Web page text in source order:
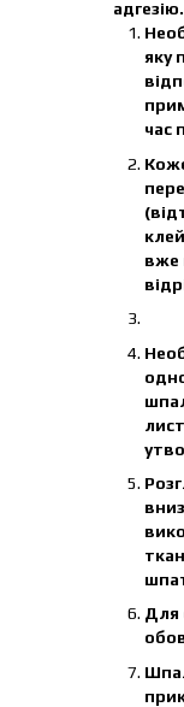
адгезію.
яку
час
вже
Для